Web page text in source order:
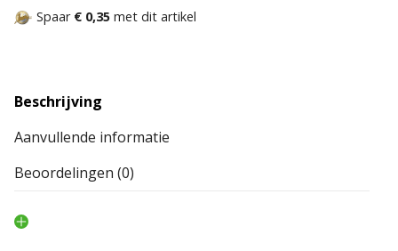
Spaar € 0,35 met dit artikel
Beschrijving
Aanvullende informatie
Beoordelingen (0)